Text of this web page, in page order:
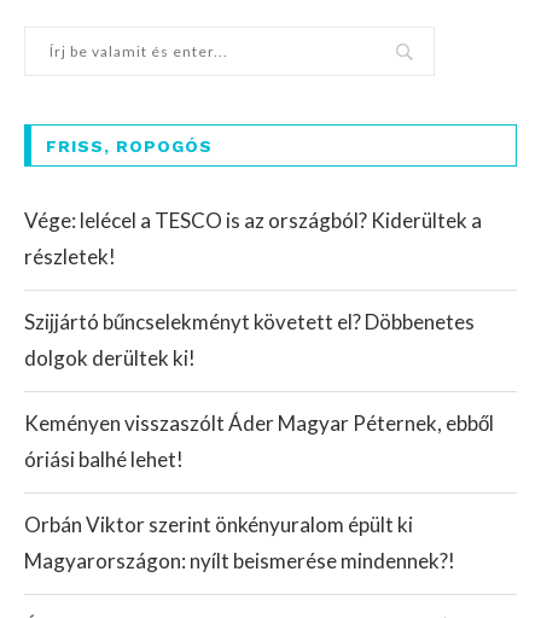
FRISS, ROPOGÓS
Vége: lelécel a TESCO is az országból? Kiderültek a
részletek!
Szijjártó bűncselekményt követett el? Döbbenetes
dolgok derültek ki!
Keményen visszaszólt Áder Magyar Péternek, ebből
óriási balhé lehet!
Orbán Viktor szerint önkényuralom épült ki
Magyarországon: nyílt beismerése mindennek?!